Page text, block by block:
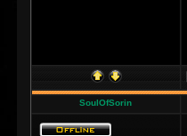
SoulOfSorin